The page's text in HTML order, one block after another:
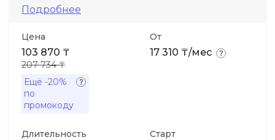
Подробнее
Цена
103 870 ₸
207 734 ₸
Ещё -20%
по
промокоду
От
17 310 ₸/мес
Длительность Старт